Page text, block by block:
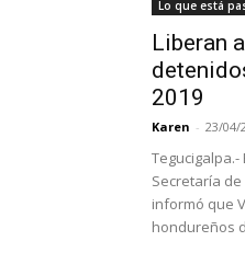
Lo que está
Liberan
2019
Karen - 23/04/
Tegucigalpa.-
Secretaría
informó que
hondureños